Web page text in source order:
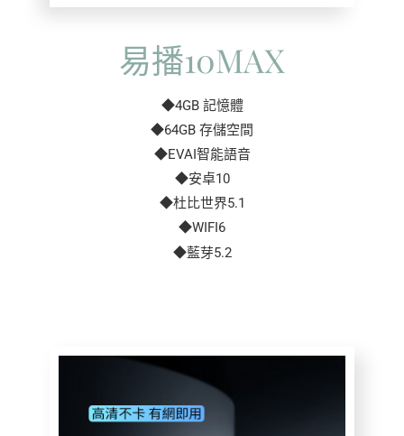
易播10MAX
◆4GB 記憶體
◆64GB 存儲空間
◆EVAI智能語音
◆安卓10
◆杜比世界5.1
◆WIFI6
◆藍芽5.2